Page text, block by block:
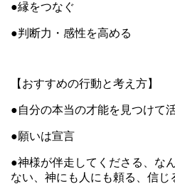
●縁をつなぐ
●判断力・感性を高める
【おすすめの行動と考え方】
●自分の本当の才能を見つけて
●願いは宣言
●神様が伴走してくださる、な
ない、神にも人にも頼る、信じ